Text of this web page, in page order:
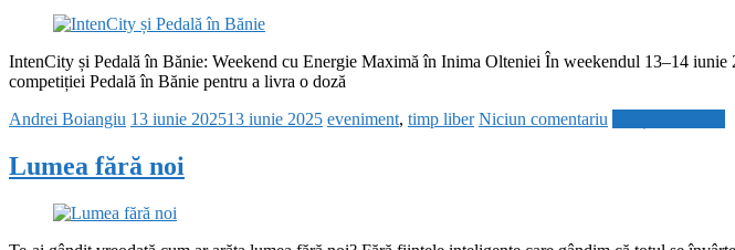
IntenCity și Pedală în Bănie: Weekend cu Energie Maximă în Inima Olteniei În weekendul 13–14
competiției Pedală în Bănie pentru a livra o doză
Andrei Boiangiu 13 iunie 202513 iunie 2025 eveniment, timp liber Niciun comentariu
Lumea fără noi